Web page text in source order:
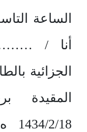
الساعة
أنا /
الجزائية